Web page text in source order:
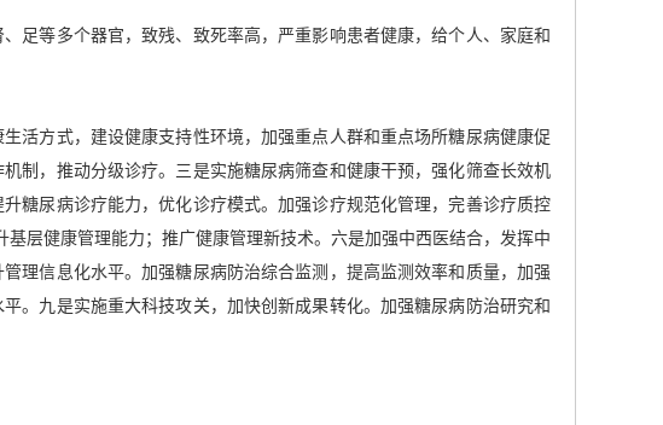
足等多个器官，致残、致死率高，严重影响患者健康，给个人、家庭和
活方式，建设健康支持性环境，加强重点人群和重点场所糖尿病健康促
制，推动分级诊疗。三是实施糖尿病筛查和健康干预，强化筛查长效机
糖尿病诊疗能力，优化诊疗模式。加强诊疗规范化管理，完善诊疗质控
层健康管理能力；推广健康管理新技术。六是加强中西医结合，发挥中
理信息化水平。加强糖尿病防治综合监测，提高监测效率和质量，加强
。九是实施重大科技攻关，加快创新成果转化。加强糖尿病防治研究和